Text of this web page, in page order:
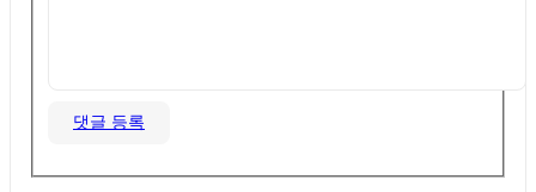
댓글 등록